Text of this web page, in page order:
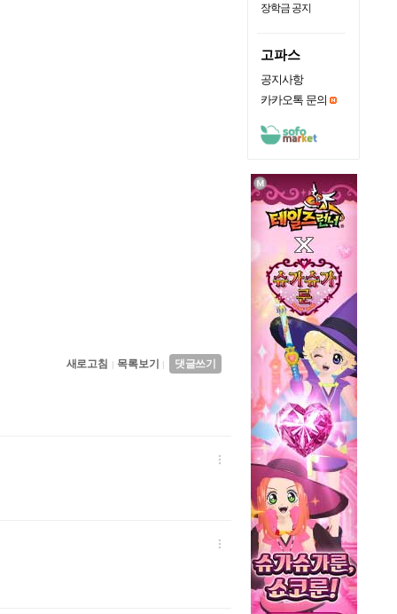
새로고침 | 목록보기 | 댓글쓰기


장학금 공지
고파스
공지사항
카카오톡 문의